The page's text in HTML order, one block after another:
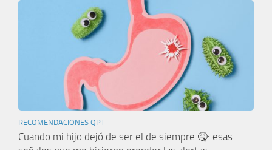
RECOMENDACIONES QPT
Cuando mi hijo dejó de ser el de siempre 🤒: esas